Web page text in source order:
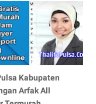
Kabupaten
Arfak All